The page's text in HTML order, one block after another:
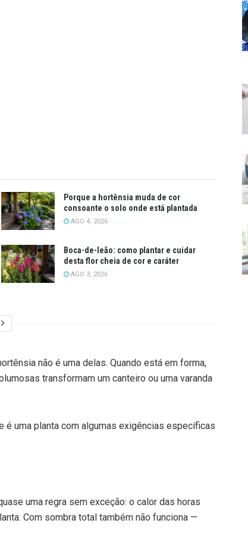
Porque a hortênsia muda de cor
consoante o solo onde está plantada
AGO 4, 2026
Boca-de-leão: como plantar e cuidar
desta flor cheia de cor e caráter
AGO 3, 2026
não é uma delas. Quando está em forma,
transformam um canteiro ou uma varanda
uma planta com algumas exigências específicas
uma regra sem exceção: o calor das horas
Com sombra total também não funciona —